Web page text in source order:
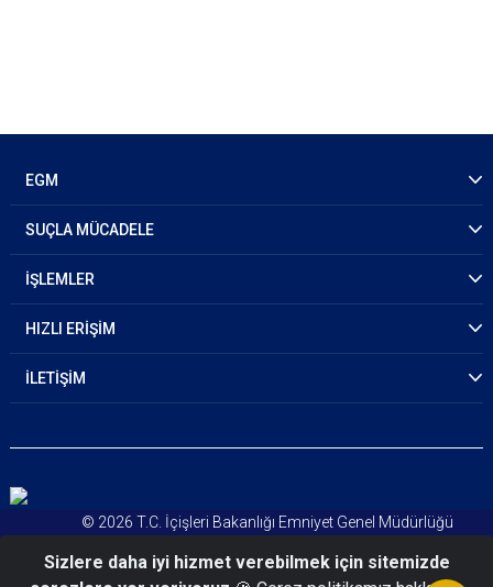
EGM
SUÇLA MÜCADELE
İŞLEMLER
HIZLI ERİŞİM
İLETİŞİM
© 2026 T.C. İçişleri Bakanlığı Emniyet Genel Müdürlüğü
Aydınlatma Metni
Sizlere daha iyi hizmet verebilmek için sitemizde